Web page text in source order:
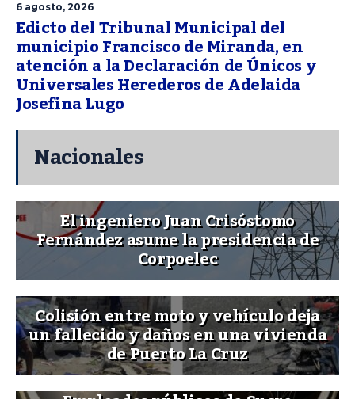
6 agosto, 2026
Edicto del Tribunal Municipal del
municipio Francisco de Miranda, en
atención a la Declaración de Únicos y
Universales Herederos de Adelaida
Josefina Lugo
Nacionales
El ingeniero Juan Crisóstomo
Fernández asume la presidencia de
Corpoelec
Colisión entre moto y vehículo deja
un fallecido y daños en una vivienda
de Puerto La Cruz